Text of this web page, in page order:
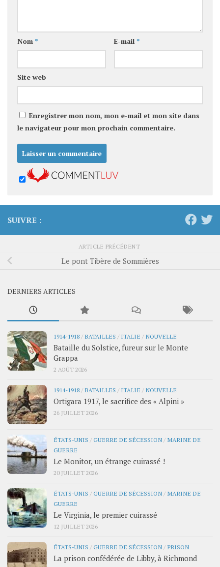
Nom * E-mail *
Site web
Enregistrer mon nom, mon e-mail et mon site dans
le navigateur pour mon prochain commentaire.
SUIVRE :
ARTICLE PRÉCÉDENT
Le pont Tibère de Sommières
DERNIERS ARTICLES
1914-1918 / BATAILLES / ITALIE / NOUVELLE
Bataille du Solstice, fureur sur le Monte
Grappa
2 AOÛT 2026
1914-1918 / BATAILLES / ITALIE / NOUVELLE
Ortigara 1917, le sacrifice des « Alpini »
26 JUILLET 2026
ÉTATS-UNIS /GUERRE DE SÉCESSION / MARINE DE
GUERRE
Le Monitor, un étrange cuirassé !
20 JUILLET 2026
ÉTATS-UNIS /GUERRE DE SÉCESSION / MARINE DE
GUERRE
Le Virginia, le premier cuirassé
12 JUILLET 2026
ÉTATS-UNIS /GUERRE DE SÉCESSION / PRISON
La prison confédérée de Libby, à Richmond